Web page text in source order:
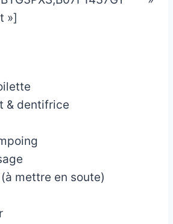
»]
& dentifrice
mettre en soute)